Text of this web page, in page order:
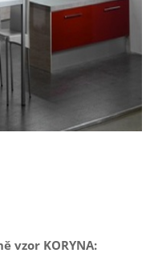
vzor KORYNA: